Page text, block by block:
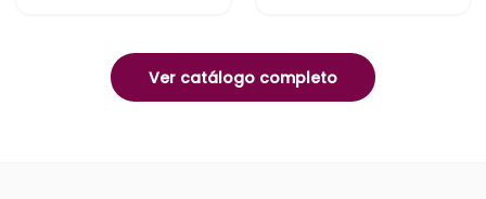
Ver catálogo completo